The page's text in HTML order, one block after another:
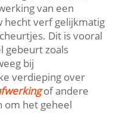
van een
hecht verf gelijkmatig
Dit is vooral
gebeurt zoals
bij
verdieping over
of andere
om het geheel